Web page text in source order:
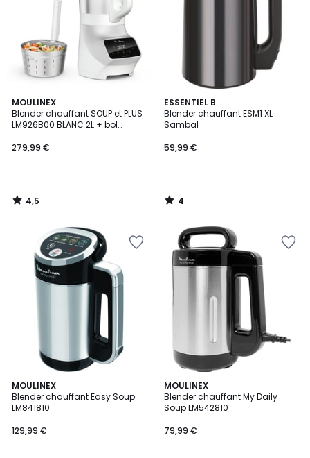
MOULINEX
Blender chauffant SOUP et PLUS
LM926B00 BLANC 2L + bol
279,99 €
4,5
/ 5
4,5
/
ESSENTIEL B
Blender chauffant ESM1 XL
Sambal
59,99 €
4
/
5
4
/
MOULINEX
Blender chauffant Easy Soup
LM841810
129,99 €
4,4
/ 5
MOULINEX
Blender chauffant My Daily
Soup LM542810
79,99 €
4,5
/ 5